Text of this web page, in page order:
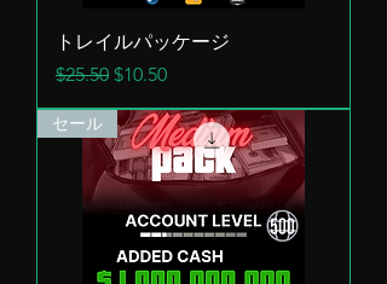
トレイルパッケージ
通常価格
$25.50 セール価格
$10.50
セール